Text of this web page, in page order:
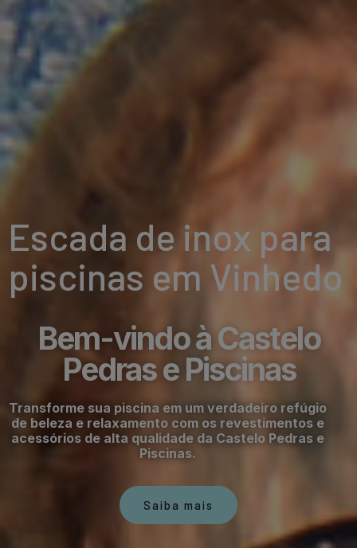
Escada de inox para
piscinas em Vinhedo
Bem-vindo à Castelo
Pedras e Piscinas
Transforme sua piscina em um verdadeiro refúgio
de beleza e relaxamento com os revestimentos e
acessórios de alta qualidade da Castelo Pedras e
Piscinas.
Saiba mais